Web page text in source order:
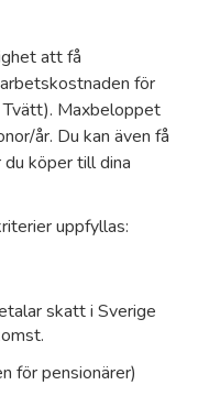
att få
för
Tvätt). Maxbeloppet
år. Du kan även få
köper till dina
uppfyllas:
skatt i Sverige
för pensionärer)